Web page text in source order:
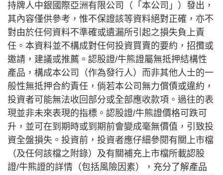
持牌人中銀國際亞洲有限公司（「本公司」）發出，
其內容僅供參考，惟不保證該等資料絕對正確，亦不
對由於任何資料不準確或遺漏所引起之損失負上責
任。本資料並不構成對任何投資買賣的要約，招攬或
邀請，建議或推薦。認股證/牛熊證屬無抵押結構性
產品，構成本公司（作為發行人）而非其他人士的一
般性無抵押合約責任，倘若本公司無力償債或違約，
投資者可能無法收回部分或全部應收款項。過往的表
現並非未來表現的指標。認股證/牛熊證價格可跌可
升，並可在到期時或到期前會變成毫無價值，引致投
資全盤損失。投資前，投資者應仔細參閱有關上市檔
（及任何該檔之附錄）及有關補充上市檔所載認股
證/牛熊證的詳情（包括風險因素），充分了解產品